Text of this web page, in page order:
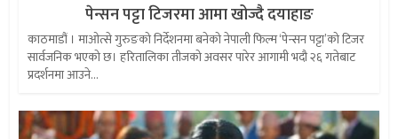
पेन्सन पट्टा टिजरमा आमा खोज्दै दयाहाङ
काठमाडौं । माओत्से गुरुङको निर्देशनमा बनेको नेपाली फिल्म ‘पेन्सन पट्टा’को टिजर
सार्वजनिक भएको छ। हरितालिका तीजको अवसर पारेर आगामी भदौ २६ गतेबाट
प्रदर्शनमा आउने...